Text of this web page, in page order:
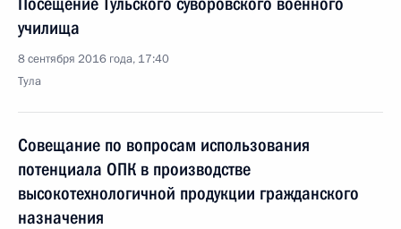
училища
8 сентября 2016 года, 17:40
Тула
Совещание по вопросам использования
потенциала ОПК в производстве
высокотехнологичной продукции гражданского
назначения